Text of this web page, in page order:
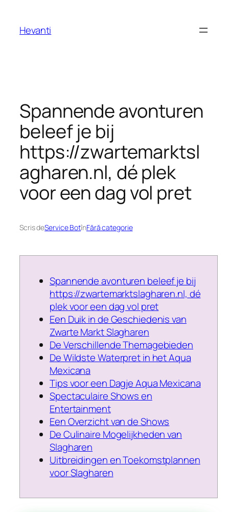
conținut
Hevanti
Spannende avonturen
beleef je bij
https://zwartemarktsl
agharen.nl, dé plek
voor een dag vol pret
Scris deService BotînFără categorie
Spannende avonturen beleef je bij
https://zwartemarktslagharen.nl, dé
plek voor een dag vol pret
Een Duik in de Geschiedenis van
Zwarte Markt Slagharen
De Verschillende Themagebieden
De Wildste Waterpret in het Aqua
Mexicana
Tips voor een Dagje Aqua Mexicana
Spectaculaire Shows en
Entertainment
Een Overzicht van de Shows
De Culinaire Mogelijkheden van
Slagharen
Uitbreidingen en Toekomstplannen
voor Slagharen